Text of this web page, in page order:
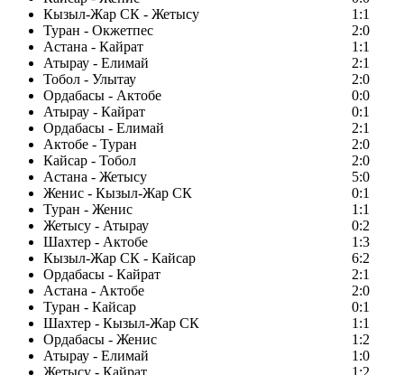
Кызыл-Жар СК - Жетысу
1:1
Туран - Окжетпес
2:0
Астана - Кайрат
1:1
Атырау - Елимай
2:1
Тобол - Улытау
2:0
Ордабасы - Актобе
0:0
Атырау - Кайрат
0:1
Ордабасы - Елимай
2:1
Актобе - Туран
2:0
Кайсар - Тобол
2:0
Астана - Жетысу
5:0
Женис - Кызыл-Жар СК
0:1
Туран - Женис
1:1
Жетысу - Атырау
0:2
Шахтер - Актобе
1:3
Кызыл-Жар СК - Кайсар
6:2
Ордабасы - Кайрат
2:1
Астана - Актобе
2:0
Туран - Кайсар
0:1
Шахтер - Кызыл-Жар СК
1:1
Ордабасы - Женис
1:2
Атырау - Елимай
1:0